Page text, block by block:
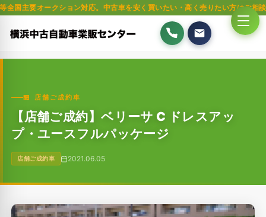
ション対応。中古車を安く買いたい・高く売りたい方はご相談ください。
🏪 店舗ご成約車
【店舗ご成約】ベリーサ C ドレスアッ
プ・ユースフルパッケージ
店舗ご成約車 2021.06.05